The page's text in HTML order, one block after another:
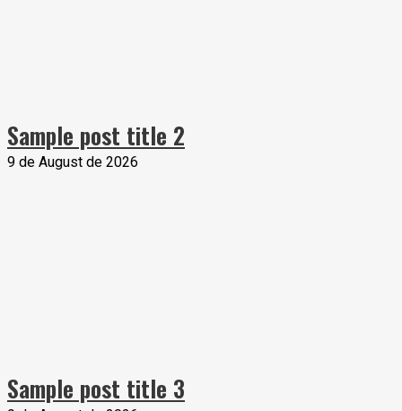
Sample post title 2
9 de August de 2026
Sample post title 3